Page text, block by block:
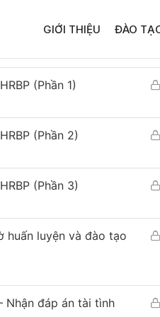
GIỚI THIỆU ĐÀO
All Courses Kiến Thức HR
bộ dữ liệu nhân sự
(Phần 1)
(Phần 2)
(Phần 3)
huấn luyện và đào tạo
Nhận đáp án tài tình
HỌC VIỆN HR
do Sở Kế hoạch và
chính: Số 25A, phố Trần